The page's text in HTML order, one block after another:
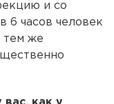
и со
6 часов человек
тем же